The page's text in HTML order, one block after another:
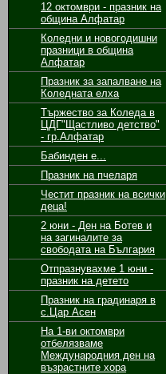
12 октомври - празник на
община Алфатар
Коледни и новогодишни
празници в община
Алфатар
Празник за запалване на
Коледната елха
Тържество за Коледа в
ЦДГ"Щастливо детство"
- гр.Алфатар
Бабинден е...
Празник на пчеларя
Честит празник на всички
деца!
2 юни - Ден на Ботев и
на загиналите за
свободата на България
Отпразнувахме 1 юни -
празник на детето
Празник на градинаря в
с.Цар Асен
На 1-ви октомври
отбелязваме
Международния ден на
възрастните хора